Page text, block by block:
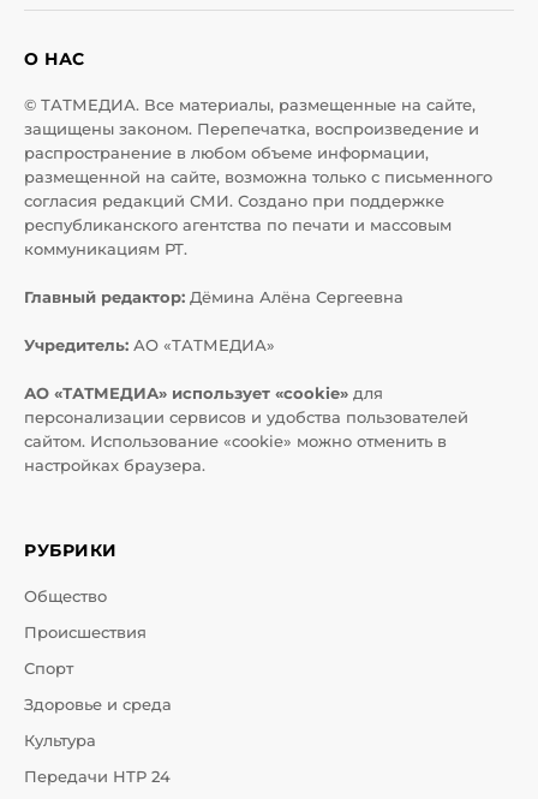
О НАС
© ТАТМЕДИА. Все материалы, размещенные на сайте,
защищены законом. Перепечатка, воспроизведение и
распространение в любом объеме информации,
размещенной на сайте, возможна только с письменного
согласия редакций СМИ. Создано при поддержке
республиканского агентства по печати и массовым
коммуникациям РТ.
Главный редактор: Дёмина Алёна Сергеевна
Учредитель: АО «ТАТМЕДИА»
АО «ТАТМЕДИА» использует «cookie» для
персонализации сервисов и удобства пользователей
сайтом. Использование «cookie» можно отменить в
настройках браузера.
РУБРИКИ
Общество
Происшествия
Спорт
Здоровье и среда
Культура
Передачи НТР 24